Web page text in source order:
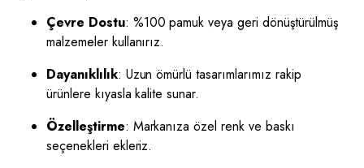
Çevre Dostu: %100 pamuk veya geri dönüştürülmüş
malzemeler kullanırız.
Dayanıklılık: Uzun ömürlü tasarımlarımız rakip
ürünlere kıyasla kalite sunar.
Özelleştirme: Markanıza özel renk ve baskı
seçenekleri ekleriz.